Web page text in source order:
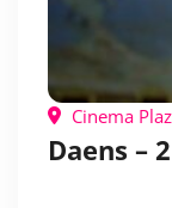
Cinema
Daens –